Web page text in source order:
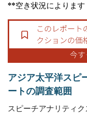
**空き状況によります
アジア太平洋スピ
ートの調査範囲
スピーチアナリティ